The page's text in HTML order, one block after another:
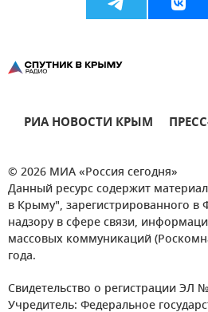
РИА НОВОСТИ КРЫМ
© 2026 МИА «Россия сегодня»
Данный ресурс содержит
в Крыму", зарегистрированного в
надзору в сфере связи,
массовых коммуникаций
года.
Свидетельство о регистрации ЭЛ
Учредитель: Федеральное